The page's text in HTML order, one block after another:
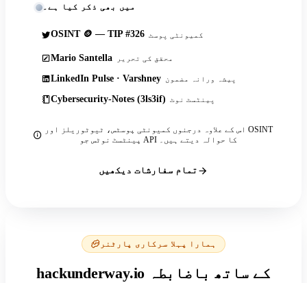
میں بھی ذکر کیا ہے۔
OSINT 🪙 — TIP #326 کمیونٹی پوسٹ
Mario Santella محقق کی تحریر
LinkedIn Pulse · Varshney پیشہ ورانہ مضمون
Cybersecurity-Notes (3ls3if) پینٹسٹ نوٹ
اس کے علاوہ درجنوں کمیونٹی پوسٹس، ٹیوٹوریلز اور OSINT
پینٹسٹ نوٹس جو API کا حوالہ دیتے ہیں۔
تمام سفارشات دیکھیں
ہمارا پہلا سرکاری پارٹنر
hackunderway.io کے ساتھ باضابطہ